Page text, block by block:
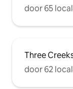
door 65
Three
door 62